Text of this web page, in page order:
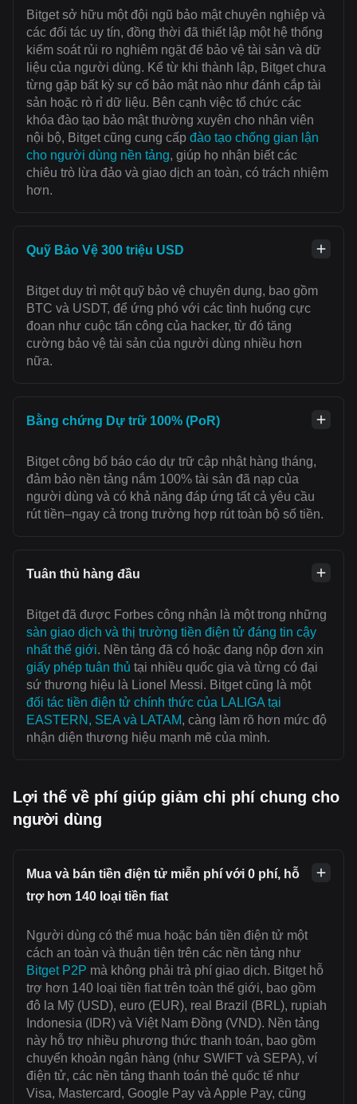
Bitget sở hữu một đội ngũ bảo mật chuyên nghiệp và
các đối tác uy tín, đồng thời đã thiết lập một hệ thống
kiểm soát rủi ro nghiêm ngặt để bảo vệ tài sản và dữ
liệu của người dùng. Kể từ khi thành lập, Bitget chưa
từng gặp bất kỳ sự cố bảo mật nào như đánh cắp tài
sản hoặc rò rỉ dữ liệu. Bên cạnh việc tổ chức các
khóa đào tạo bảo mật thường xuyên cho nhân viên
nội bộ, Bitget cũng cung cấp đào tạo chống gian lận
cho người dùng nền tảng, giúp họ nhận biết các
chiêu trò lừa đảo và giao dịch an toàn, có trách nhiệm
hơn.
Quỹ Bảo Vệ 300 triệu USD
Bitget duy trì một quỹ bảo vệ chuyên dụng, bao gồm
BTC và USDT, để ứng phó với các tình huống cực
đoan như cuộc tấn công của hacker, từ đó tăng
cường bảo vệ tài sản của người dùng nhiều hơn
nữa.
Bằng chứng Dự trữ 100% (PoR)
Bitget công bố báo cáo dự trữ cập nhật hàng tháng,
đảm bảo nền tảng nắm 100% tài sản đã nạp của
người dùng và có khả năng đáp ứng tất cả yêu cầu
rút tiền–ngay cả trong trường hợp rút toàn bộ số tiền.
Tuân thủ hàng đầu
Bitget đã được Forbes công nhận là một trong những
sàn giao dịch và thị trường tiền điện tử đáng tin cậy
nhất thế giới. Nền tảng đã có hoặc đang nộp đơn xin
giấy phép tuân thủ tại nhiều quốc gia và từng có đại
sứ thương hiệu là Lionel Messi. Bitget cũng là một
đối tác tiền điện tử chính thức của LALIGA tại
EASTERN, SEA và LATAM, càng làm rõ hơn mức độ
nhận diện thương hiệu mạnh mẽ của mình.
Lợi thế về phí giúp giảm chi phí chung cho
người dùng
Mua và bán tiền điện tử miễn phí với 0 phí, hỗ
trợ hơn 140 loại tiền fiat
Người dùng có thể mua hoặc bán tiền điện tử một
cách an toàn và thuận tiện trên các nền tảng như
Bitget P2P mà không phải trả phí giao dịch. Bitget hỗ
trợ hơn 140 loại tiền fiat trên toàn thế giới, bao gồm
đô la Mỹ (USD), euro (EUR), real Brazil (BRL), rupiah
Indonesia (IDR) và Việt Nam Đồng (VND). Nền tảng
này hỗ trợ nhiều phương thức thanh toán, bao gồm
chuyển khoản ngân hàng (như SWIFT và SEPA), ví
điện tử, các nền tảng thanh toán thẻ quốc tế như
Visa, Mastercard, Google Pay và Apple Pay, cũng